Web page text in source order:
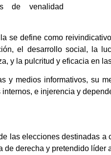
de venalidad
se define como
el desarrollo social, la
y la pulcritud y eficacia en
y medios informativos, su
e injerencia y
las elecciones destinadas
de derecha y pretendido